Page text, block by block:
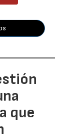
que